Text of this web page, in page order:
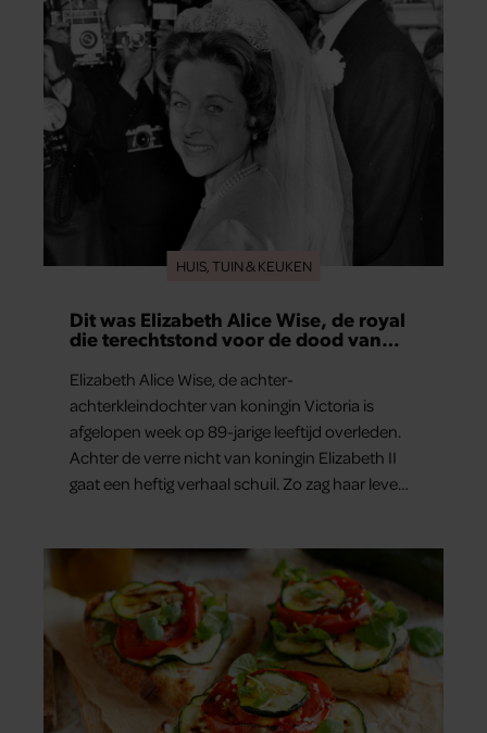
HUIS, TUIN & KEUKEN
Dit was Elizabeth Alice Wise, de royal
die terechtstond voor de dood van
Elizabeth Alice Wise, de achter-
achterkleindochter van koningin Victoria is
afgelopen week op 89-jarige leeftijd overleden.
Achter de verre nicht van koningin Elizabeth II
gaat een heftig verhaal schuil. Zo zag haar leven